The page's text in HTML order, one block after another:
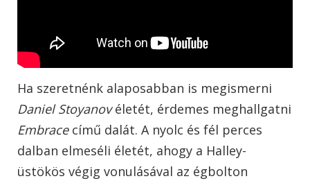
Ha szeretnénk alaposabban is megismerni
Daniel Stoyanovéletét, érdemes meghallgatni
Embracecímű dalát. A nyolc és fél perces
dalban elmeséli életét, ahogy a Halley-
üstökös végig vonulásával az égbolton